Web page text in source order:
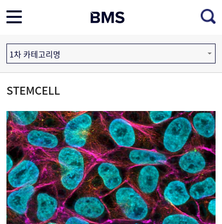
1차 카테고리명
STEMCELL